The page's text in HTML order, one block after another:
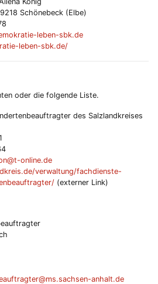
Schönebeck (Elbe)
leben-sbk.de
leben-sbk.de/
oder die folgende Liste.
des Salzlandkreises
online.de
verwaltung/fachdienste-
(externer Link)
anhalt.de